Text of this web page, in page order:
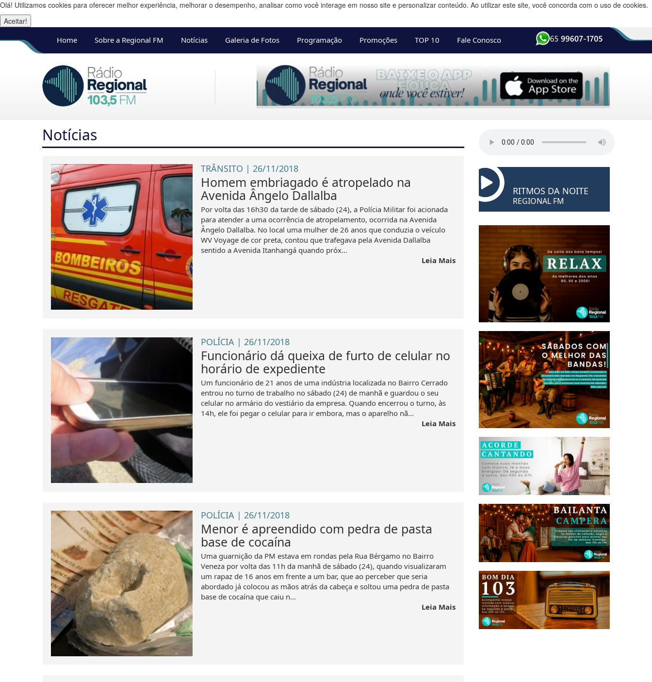
Olá! Utilizamos cookies para oferecer melhor experiência, melhorar o desempenho, analisar como você interage em nosso site e personalizar conteúdo. Ao utilizar este site, você concorda com o uso de cookies.
Aceitar!
Home
Sobre a Regional FM Notícias Galeria de Fotos Programação Promoções TOP 10 Fale Conosco
Notícias
TRÂNSITO | 26/11/2018
Homem embriagado é atropelado na
Avenida Ângelo Dallalba
Por volta das 16h30 da tarde de sábado (24), a Polícia Militar foi acionada
para atender a uma ocorrência de atropelamento, ocorrida na Avenida
Ângelo Dallalba. No local uma mulher de 26 anos que conduzia o veículo
WV Voyage de cor preta, contou que trafegava pela Avenida Dallalba
sentido a Avenida Itanhangá quando próx...
Leia Mais
POLÍCIA | 26/11/2018
Funcionário dá queixa de furto de celular no
horário de expediente
Um funcionário de 21 anos de uma indústria localizada no Bairro Cerrado
entrou no turno de trabalho no sábado (24) de manhã e guardou o seu
celular no armário do vestiário da empresa. Quando encerrou o turno, às
14h, ele foi pegar o celular para ir embora, mas o aparelho nã...
Leia Mais
POLÍCIA | 26/11/2018
Menor é apreendido com pedra de pasta
base de cocaína
Uma guarnição da PM estava em rondas pela Rua Bérgamo no Bairro
Veneza por volta das 11h da manhã de sábado (24), quando visualizaram
um rapaz de 16 anos em frente a um bar, que ao perceber que seria
abordado já colocou as mãos atrás da cabeça e soltou uma pedra de pasta
base de cocaína que caiu n...
Leia Mais
RITMOS DA NOITE
REGIONAL FM